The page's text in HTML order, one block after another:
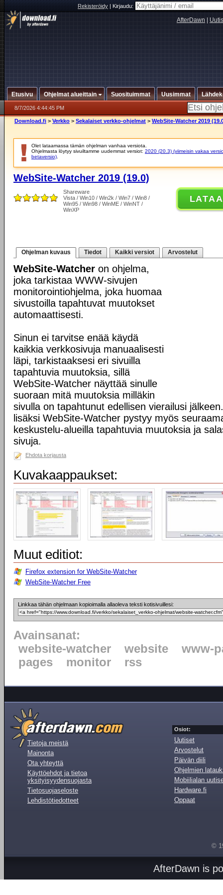
Rekisteröidy|Kirjaudu:
AfterDawn
Etusivu Ohjelmat alueittain Suosituimmat Uusimmat
8/7/2026 4:44:45 PM
Download.fi > Verkko > Sekalaiset verkko-ohjelmat > WebSite-Watcher 2019
Olet lataamassa tämän ohjelman vanhaa versiota.
Ohjelmasta löytyy sivuiltamme uudemmat versiot: 2020 (20.3) (viimeisin vakaa
betaversio)
WebSite-Watcher 2019 (19.0)
Shareware
Vista / Win10 / Win2k / Win7 / Win8 /
Win95 / Win98 / WinME / WinNT /
WinXP
LATAA
Ohjelman kuvaus Tiedot Kaikki versiot Arvostelut
WebSite-Watcher on ohjelma,
joka tarkistaa WWW-sivujen
monitorointiohjelma, joka huomaa
sivustoilla tapahtuvat muutokset
automaattisesti.
Sinun ei tarvitse enää käydä
kaikkia verkkosivuja manuaalisesti
läpi, tarkistaaksesi eri sivuilla
tapahtuvia muutoksia, sillä
WebSite-Watcher näyttää sinulle
suoraan mitä muutoksia milläkin
sivulla on tapahtunut edellisen vierailusi
lisäksi WebSite-Watcher pystyy myös
keskustelu-alueilla tapahtuvia muutoksia ja
sivuja.
Ehdota korjausta
Kuvakaappaukset:
Muut editiot:
Firefox extension for WebSite-Watcher
WebSite-Watcher Free
Linkkaa tähän ohjelmaan kopioimalla allaoleva teksti kotisivuillesi:
Avainsanat:
website-watcher
website
www-
pages
monitor rss
Tietoja meistä
Mainonta
Ota yhteyttä
Käyttöehdot ja tietoa
yksityisyydensuojasta
Tietosuojaseloste
Lehdistötiedotteet
Osiot:
Uutiset
Arvostelut
Päivän diili
Ohjelmien
Mobiilialan
Hardware.fi
Oppaat
©
AfterDawn is